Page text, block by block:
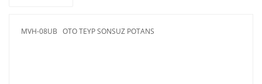
MVH-08UB OTO TEYP SONSUZ POTANS